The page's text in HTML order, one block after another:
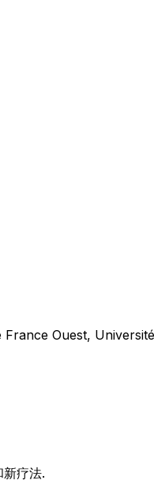
Ouest,
疗法.